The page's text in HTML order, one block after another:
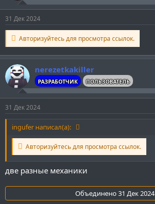
31 Дек 2024
Авторизуйтесь для просмотра ссылок.
nerezetkakiller
РАЗРАБОТЧИК ПОЛЬЗОВАТЕЛЬ
31 Дек 2024
ingufer написал(а):
Авторизуйтесь для просмотра ссылок.
две разные механики
Объединено31 Дек 2024